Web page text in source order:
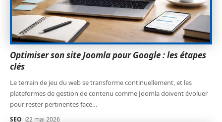
Optimiser son site Joomla pour Google : les étapes
clés
Le terrain de jeu du web se transforme continuellement, et les
plateformes de gestion de contenu comme Joomla doivent évoluer
pour rester pertinentes face…
SEO 22 mai 2026